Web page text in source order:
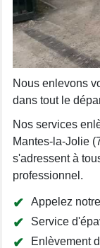
Nous enlevons
dans tout le
Nos services
Mantes-la-Jolie
s'adressent à
professionnel.
Appelez
Service
Enlèvement